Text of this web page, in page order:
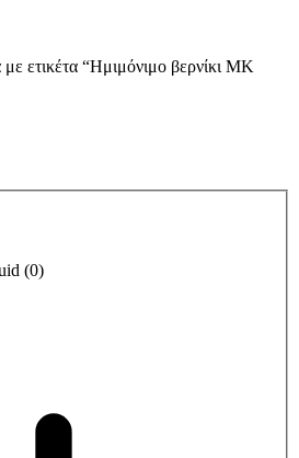
ετικέτα “Ημιμόνιμο βερνίκι ΜΚ
(0)